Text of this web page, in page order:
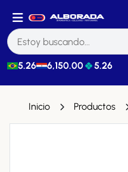
5.26 6,150.00 5.26
Inicio Productos